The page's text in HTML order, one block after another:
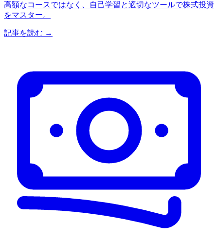
高額なコースではなく、自己学習と適切なツールで株式投資
をマスター。
記事を読む →